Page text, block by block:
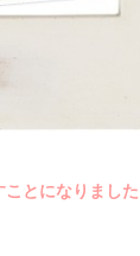
とになりました